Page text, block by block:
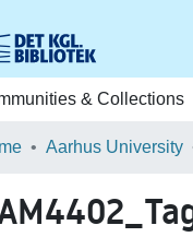
& Collections
Aarhus University